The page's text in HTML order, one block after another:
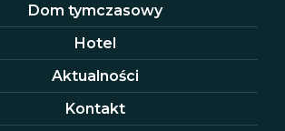
Dom tymczasowy
Hotel
Aktualności
Kontakt